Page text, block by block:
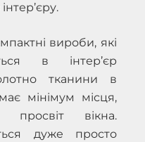
вироби, які
в інтер’єр
тканини в
мінімум місця,
просвіт вікна.
дуже просто